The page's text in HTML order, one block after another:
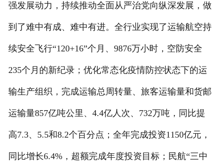
强发展动力，持续推动全面从严治党向纵深发展，做
到了难中有成、难中有进。全行业实现了运输航空持
续安全飞行“120+16”个月、9876万小时，空防安全
235个月的新纪录；优化常态化疫情防控状态下的运
输生产组织，完成运输总周转量、旅客运输量和货邮
运输量857亿吨公里、4.4亿人次、732万吨，同比提
高7.3、5.5和8.2个百分点；全年完成投资1150亿元，
同比增长6.4%，超额完成年度投资目标；民航“三中